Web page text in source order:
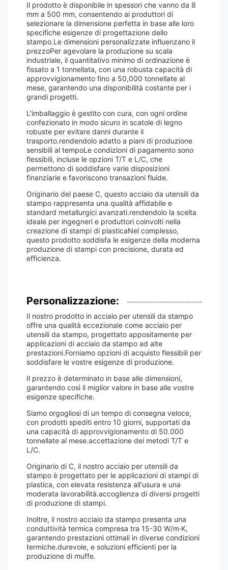
Il prodotto è disponibile in spessori che vanno da 8
mm a 500 mm, consentendo ai produttori di
selezionare la dimensione perfetta in base alle loro
specifiche esigenze di progettazione dello
stampo.Le dimensioni personalizzate influenzano il
prezzoPer agevolare la produzione su scala
industriale, il quantitativo minimo di ordinazione è
fissato a 1 tonnellata, con una robusta capacità di
approvvigionamento fino a 50,000 tonnellate al
mese, garantendo una disponibilità costante per i
grandi progetti.
L'imballaggio è gestito con cura, con ogni ordine
confezionato in modo sicuro in scatole di legno
robuste per evitare danni durante il
trasporto.rendendolo adatto a piani di produzione
sensibili al tempoLe condizioni di pagamento sono
flessibili, incluse le opzioni T/T e L/C, che
permettono di soddisfare varie disposizioni
finanziarie e favoriscono transazioni fluide.
Originario del paese C, questo acciaio da utensili da
stampo rappresenta una qualità affidabile e
standard metallurgici avanzati.rendendolo la scelta
ideale per ingegneri e produttori coinvolti nella
creazione di stampi di plasticaNel complesso,
questo prodotto soddisfa le esigenze della moderna
produzione di stampi con precisione, durata ed
efficienza.
Personalizzazione:
Il nostro prodotto in acciaio per utensili da stampo
offre una qualità eccezionale come acciaio per
utensili da stampo, progettato appositamente per
applicazioni di acciaio da stampo ad alte
prestazioni.Forniamo opzioni di acquisto flessibili per
soddisfare le vostre esigenze di produzione.
Il prezzo è determinato in base alle dimensioni,
garantendo così il miglior valore in base alle vostre
esigenze specifiche.
Siamo orgogliosi di un tempo di consegna veloce,
con prodotti spediti entro 10 giorni, supportati da
una capacità di approvvigionamento di 50.000
tonnellate al mese.accettazione dei metodi T/T e
L/C.
Originario di C, il nostro acciaio per utensili da
stampo è progettato per le applicazioni di stampi di
plastica, con elevata resistenza all'usura e una
moderata lavorabilità.accoglienza di diversi progetti
di produzione di stampi.
Inoltre, il nostro acciaio da stampo presenta una
conduttività termica compresa tra 15-30 W/m·K,
garantendo prestazioni ottimali in diverse condizioni
termiche.durevole, e soluzioni efficienti per la
produzione di muffe.